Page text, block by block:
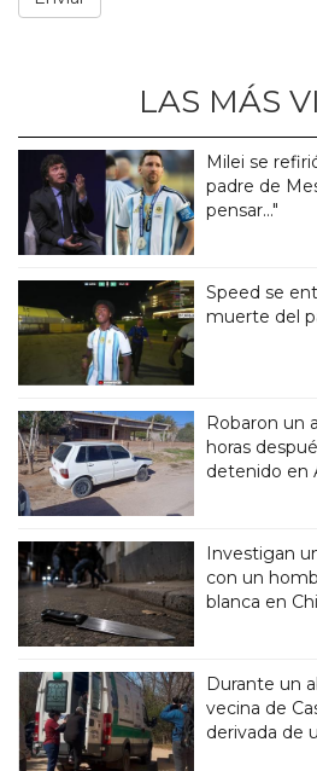
LAS MÁS
Milei se
padre de
pensar..."
Speed se
muerte del
Robaron un
horas
detenido en
Investigan
con un
blanca en
Durante un
vecina de
derivada de